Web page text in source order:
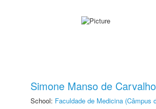
Simone Manso de
School: Faculdade de Medicina (Câmpus